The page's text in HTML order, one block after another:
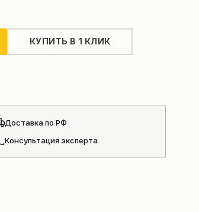
КУПИТЬ В 1 КЛИК
Доставка по РФ
Консультация эксперта